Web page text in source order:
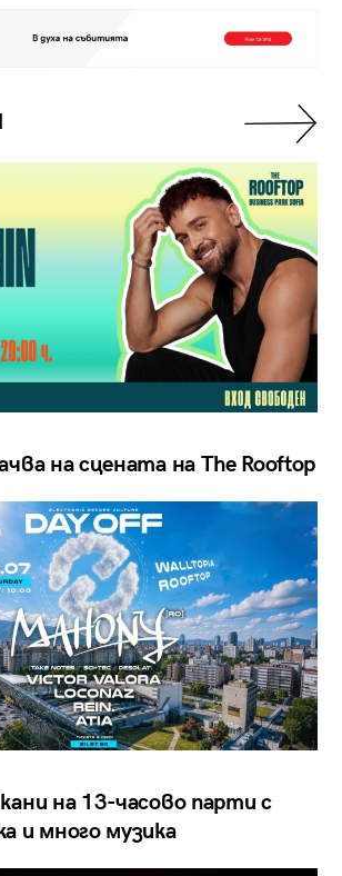
на сцената на The Rooftop
на 13-часово парти с
и много музика